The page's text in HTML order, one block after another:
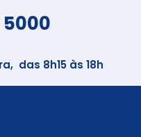
5000
das 8h15 às 18h